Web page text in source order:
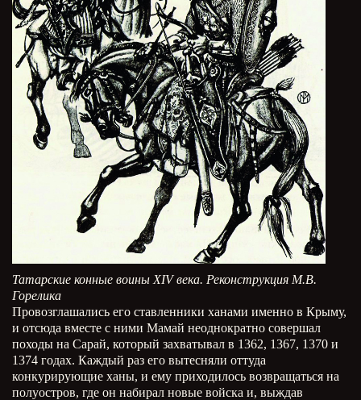
Татарские конные воины XIV века. Реконструкция М.В.
Горелика
Провозглашались его ставленники ханами именно в Крыму,
и отсюда вместе с ними Мамай неоднократно совершал
походы на Сарай, который захватывал в 1362, 1367, 1370 и
1374 годах. Каждый раз его вытесняли оттуда
конкурирующие ханы, и ему приходилось возвращаться на
полуостров, где он набирал новые войска и, выждав